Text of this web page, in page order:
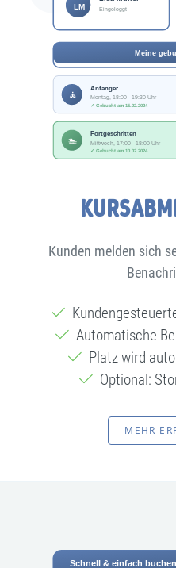
Kunden melden sich
Automatische
Platz wird
Optional:
MEHR